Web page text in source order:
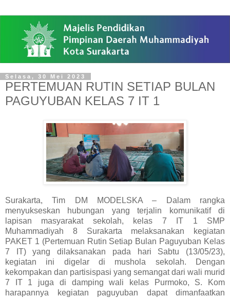
Selasa, 30 Mei 2023
PERTEMUAN RUTIN SETIAP BULAN
PAGUYUBAN KELAS 7 IT 1
Surakarta, Tim DM MODELSKA – Dalam rangka
menyukseskan hubungan yang terjalin komunikatif di
lapisan masyarakat sekolah, kelas 7 IT 1 SMP
Muhammadiyah 8 Surakarta melaksanakan kegiatan
PAKET 1 (Pertemuan Rutin Setiap Bulan Paguyuban Kelas
7 IT) yang dilaksanakan pada hari Sabtu (13/05/23),
kegiatan ini digelar di mushola sekolah. Dengan
kekompakan dan partisispasi yang semangat dari wali murid
7 IT 1 juga di damping wali kelas Purmoko, S. Kom
harapannya kegiatan paguyuban dapat dimanfaatkan